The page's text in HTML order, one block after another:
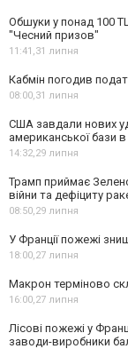
Обшуки у понад 100
"Чесний призов"
11:41,31 липня
Кабмін погодив
08:00,31 липня
США завдали нових
американської бази в
14:32,29 липня
Трамп приймає
війни та дефіциту
08:50,29 липня
У Франції пожежі
18:00,27 липня
Макрон терміново
16:00,27 липня
Лісові пожежі у
заводи-виробники